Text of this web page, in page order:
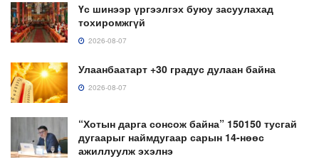
Үс шинээр үргээлгэх буюу засуулахад
тохиромжгүй
2026-08-07
Улаанбаатарт +30 градус дулаан байна
2026-08-07
“Хотын дарга сонсож байна” 150150 тусгай
дугаарыг наймдугаар сарын 14-нөөс
ажиллуулж эхэлнэ